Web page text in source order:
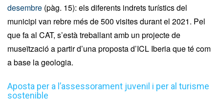
desembre (pàg. 15): els diferents indrets turístics del
municipi van rebre més de 500 visites durant el 2021. Pel
que fa al CAT, s’està treballant amb un projecte de
museïtzació a partir d’una proposta d’ICL Iberia que té com
a base la geologia.
Aposta per a l’assessorament juvenil i per al turisme
sostenible